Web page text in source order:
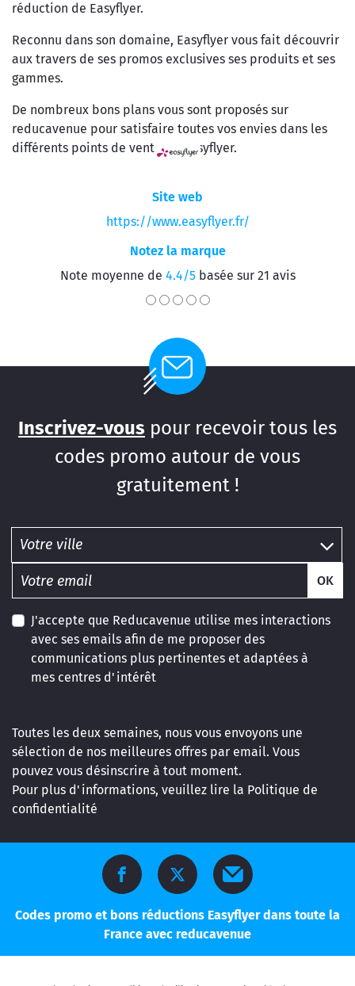
réduction de Easyflyer.
Reconnu dans son domaine, Easyflyer vous fait découvrir
aux travers de ses promos exclusives ses produits et ses
gammes.
De nombreux bons plans vous sont proposés sur
reducavenue pour satisfaire toutes vos envies dans les
différents points de vente de Easyflyer.
Site web
https://www.easyflyer.fr/
Notez la marque
Note moyenne de 4.4/5basée sur 21 avis
Inscrivez-vous pour recevoir tous les
codes promo autour de vous
gratuitement !
OK
J'accepte que Reducavenue utilise mes interactions
avec ses emails afin de me proposer des
communications plus pertinentes et adaptées à
mes centres d'intérêt
Toutes les deux semaines, nous vous envoyons une
sélection de nos meilleures offres par email. Vous
pouvez vous désinscrire à tout moment.
Pour plus d'informations, veuillez lire la Politique de
confidentialité
Codes promo et bons réductions Easyflyer dans toute la
France avec reducavenue